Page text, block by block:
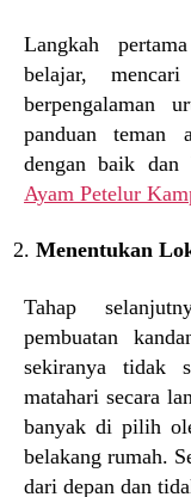
Langkah
belajar,
berpengalaman
panduan teman
dengan baik dan
Ayam Petelur
Menentukan
Tahap
pembuatan
sekiranya tidak
matahari secara
banyak di pilih
belakang rumah.
dari depan dan